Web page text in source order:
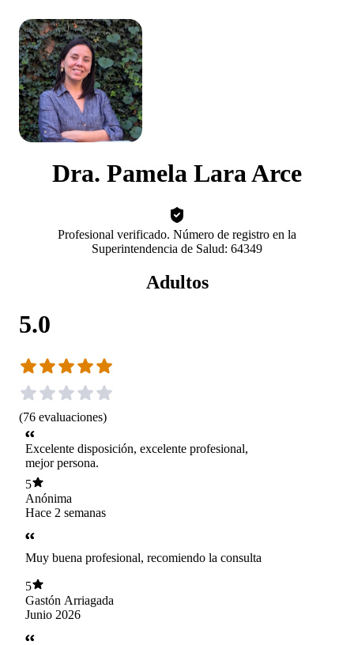
Dra. Pamela Lara Arce
Profesional verificado. Número de registro en la
Superintendencia de Salud: 64349
Adultos
5.0
(76 evaluaciones)
Excelente disposición, excelente profesional,
mejor persona.
5
Anónima
Hace 2 semanas
Muy buena profesional, recomiendo la consulta
5
Gastón Arriagada
Junio 2026